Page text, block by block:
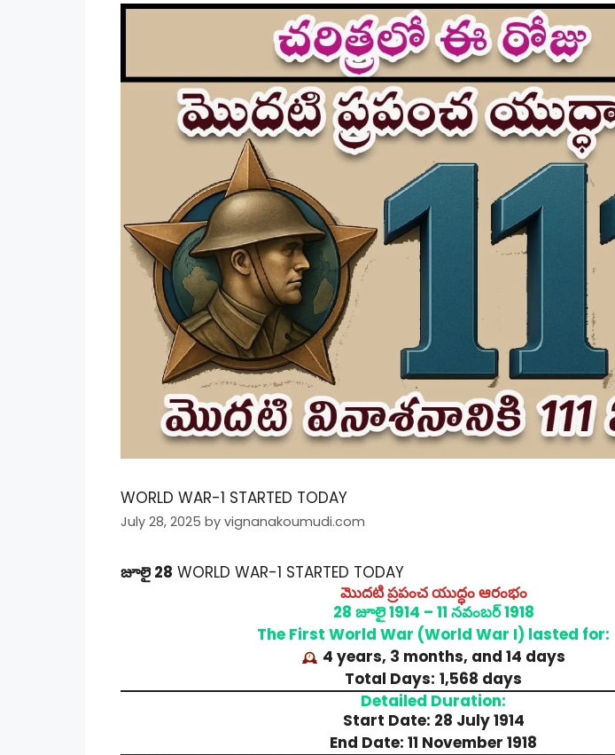
WORLD WAR-1 STARTED TODAY
July 28, 2025 by vignanakoumudi.com
జూలై 28 WORLD WAR-1 STARTED TODAY
మొదటి ప్రపంచ యుద్ధం ఆరంభం
28 జూలై 1914 – 11 నవంబర్ 1918
The First World War (World War I) lasted for:
4 years, 3 months, and 14 days
Total Days: 1,568 days
Detailed Duration:
Start Date: 28 July 1914
End Date: 11 November 1918